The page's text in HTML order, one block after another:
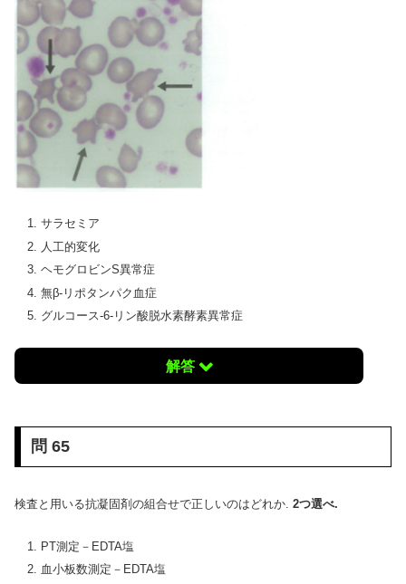
サラセミア
人工的変化
ヘモグロビンS異常症
無β-リポタンパク血症
グルコース-6-リン酸脱水素酵素異常症
解答
問 65
検査と用いる抗凝固剤の組合せで正しいのはどれか. 2つ選べ.
PT測定－EDTA塩
血小板数測定－EDTA塩